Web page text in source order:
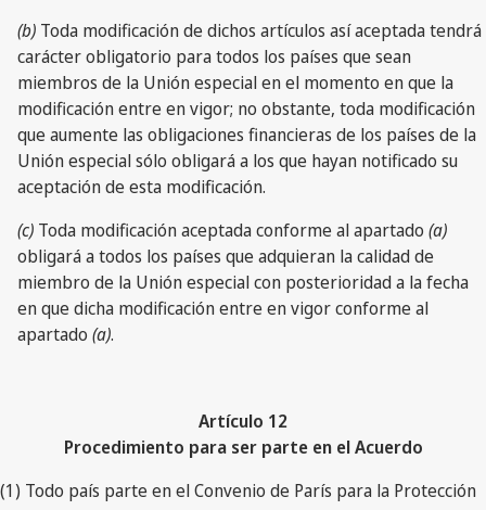
(b) Toda modificación de dichos artículos así aceptada tendrá
carácter obligatorio para todos los países que sean
miembros de la Unión especial en el momento en que la
modificación entre en vigor; no obstante, toda modificación
que aumente las obligaciones financieras de los países de la
Unión especial sólo obligará a los que hayan notificado su
aceptación de esta modificación.
(c) Toda modificación aceptada conforme al apartado (a)
obligará a todos los países que adquieran la calidad de
miembro de la Unión especial con posterioridad a la fecha
en que dicha modificación entre en vigor conforme al
apartado (a).
Artículo 12
Procedimiento para ser parte en el Acuerdo
(1) Todo país parte en el Convenio de París para la Protección